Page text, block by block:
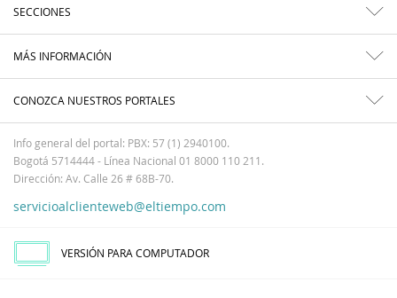
SECCIONES
MÁS INFORMACIÓN
CONOZCA NUESTROS PORTALES
Info general del portal: PBX: 57 (1) 2940100.
Bogotá 5714444 - Línea Nacional 01 8000 110 211.
Dirección: Av. Calle 26 # 68B-70.
servicioalclienteweb@eltiempo.com
VERSIÓN PARA COMPUTADOR